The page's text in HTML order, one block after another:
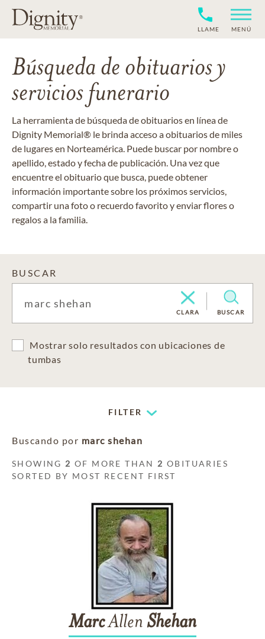
LLAME MENÚ
Búsqueda de obituarios y
servicios funerario
La herramienta de búsqueda de obituarios en línea de
Dignity Memorial® le brinda acceso a obituarios de miles
de lugares en Norteamérica. Puede buscar por nombre o
apellido, estado y fecha de publicación. Una vez que
encuentre el obituario que busca, puede obtener
información importante sobre los próximos servicios,
compartir una foto o recuerdo favorito y enviar flores o
regalos a la familia.
BUSCAR
CLARA BUSCAR
Mostrar solo resultados con ubicaciones de
tumbas
FILTER
Buscando por marc shehan
SHOWING 2 OF MORE THAN 2 OBITUARIES
SORTED BY MOST RECENT FIRST
MarcAllen Shehan